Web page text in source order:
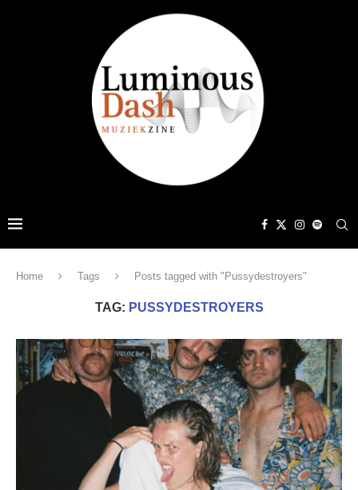
Home Tags Posts tagged with "Pussydestroyers"
TAG: PUSSYDESTROYERS